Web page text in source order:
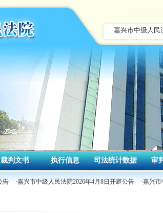
裁判文书 执行信息 司法统计数据 审
告 ·嘉兴市中级人民法院2026年4月8日开庭公告 ·嘉兴